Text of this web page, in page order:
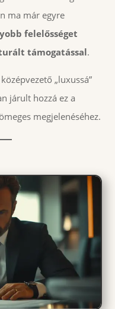
ma már egyre
felelősséget
támogatással.
„luxussá”
járult hozzá ez a
megjelenéséhez.